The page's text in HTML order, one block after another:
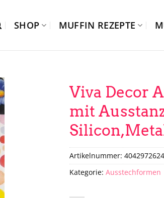
SHOP MUFFIN REZEPTE
Viva Decor
mit
Artikelnummer:
Kategorie: Ausstechformen